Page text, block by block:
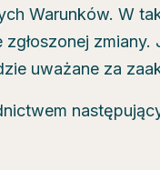
Warunków. W
zmiany.
uważane za